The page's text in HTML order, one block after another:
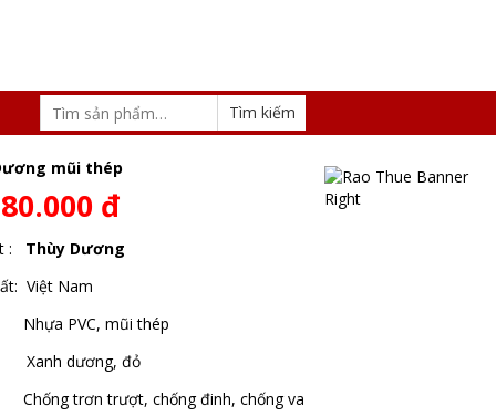
mũi thép
đ
: Thùy Dương
Việt Nam
PVC, mũi thép
dương, đỏ
trơn trượt, chống đinh, chống va